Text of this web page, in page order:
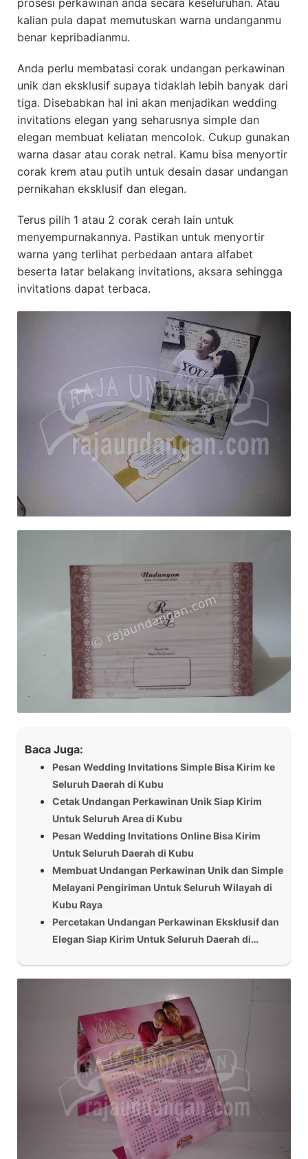
kalian pula dapat memutuskan warna undanganmu
benar kepribadianmu.
Anda perlu membatasi corak undangan perkawinan
unik dan eksklusif supaya tidaklah lebih banyak dari
tiga. Disebabkan hal ini akan menjadikan wedding
invitations elegan yang seharusnya simple dan
elegan membuat keliatan mencolok. Cukup gunakan
warna dasar atau corak netral. Kamu bisa menyortir
corak krem atau putih untuk desain dasar undangan
pernikahan eksklusif dan elegan.
Terus pilih 1 atau 2 corak cerah lain untuk
menyempurnakannya. Pastikan untuk menyortir
warna yang terlihat perbedaan antara alfabet
beserta latar belakang invitations, aksara sehingga
invitations dapat terbaca.
Baca Juga:
Pesan Wedding Invitations Simple Bisa Kirim ke
Seluruh Daerah di Kubu
Cetak Undangan Perkawinan Unik Siap Kirim
Untuk Seluruh Area di Kubu
Pesan Wedding Invitations Online Bisa Kirim
Untuk Seluruh Daerah di Kubu
Membuat Undangan Perkawinan Unik dan Simple
Melayani Pengiriman Untuk Seluruh Wilayah di
Kubu Raya
Percetakan Undangan Perkawinan Eksklusif dan
Elegan Siap Kirim Untuk Seluruh Daerah di…